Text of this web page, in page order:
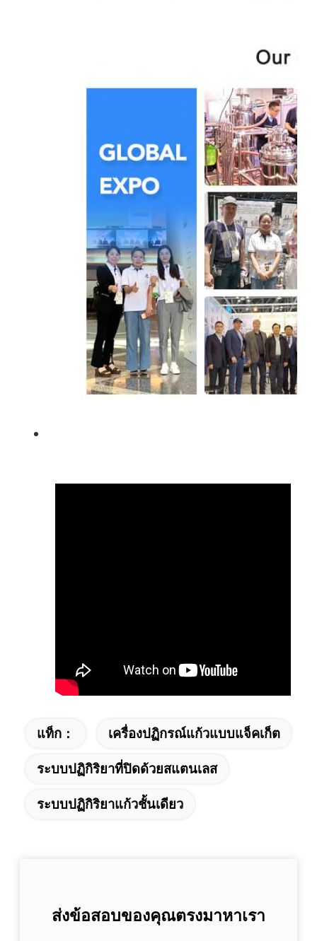
แท็ก： เครื่องปฏิกรณ์แก้วแบบแจ็คเก็ต
ระบบปฏิกิริยาที่ปิดด้วยสแตนเลส
ระบบปฏิกิริยาแก้วชั้นเดียว
ส่งข้อสอบของคุณตรงมาหาเรา